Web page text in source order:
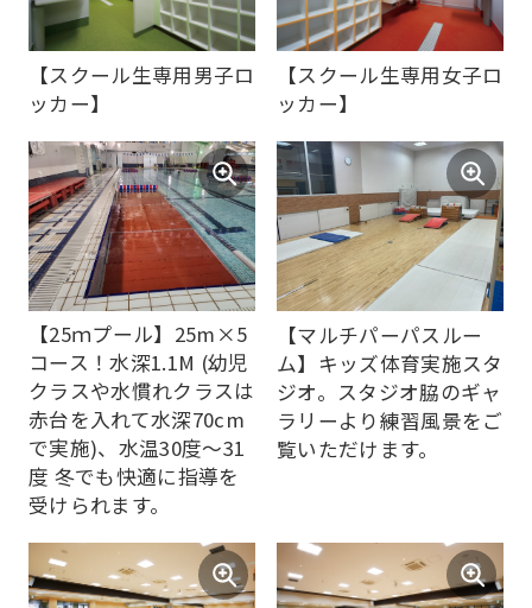
【スクール生専用男子ロ
ッカー】
【スクール生専用女子ロ
ッカー】
【25ｍプール】25m×5
コース！水深1.1M (幼児
クラスや水慣れクラスは
赤台を入れて水深70cm
で実施)、水温30度～31
度 冬でも快適に指導を
受けられます。
【マルチパーパスルー
ム】キッズ体育実施スタ
ジオ。スタジオ脇のギャ
ラリーより練習風景をご
覧いただけます。
website
is
automatically
into
English.
Click
the
link
below
(start
automatic
return
to